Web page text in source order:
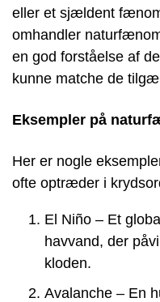
eller et sjældent
omhandler
en god forståelse af
kunne matche de
Eksempler på
Her er nogle
ofte optræder i
El Niño – Et
havvand, der
kloden.
Avalanche – En